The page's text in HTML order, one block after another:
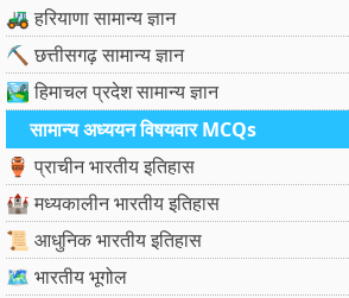
🚜 हरियाणा सामान्य ज्ञान
⛏️ छत्तीसगढ़ सामान्य ज्ञान
🏞️ हिमाचल प्रदेश सामान्य ज्ञान
सामान्य अध्ययन विषयवार MCQs
🏺 प्राचीन भारतीय इतिहास
🏰 मध्यकालीन भारतीय इतिहास
📜 आधुनिक भारतीय इतिहास
🗺️ भारतीय भूगोल